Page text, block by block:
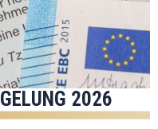
2026